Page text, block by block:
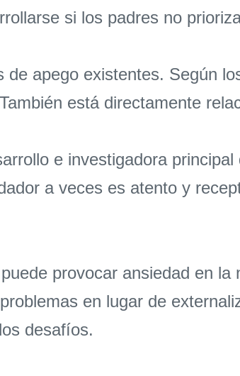
si los padres no
apego existentes. Según
está directamente
e investigadora
a veces es atento y
provocar ansiedad en
en lugar de
desafíos.